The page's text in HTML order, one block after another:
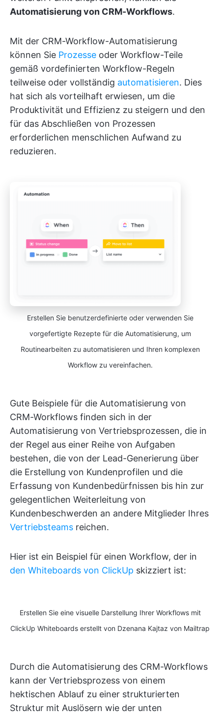
Automatisierung von CRM-Workflows.
Mit der CRM-Workflow-Automatisierung
können Sie Prozesse oder Workflow-Teile
gemäß vordefinierten Workflow-Regeln
teilweise oder vollständig automatisieren. Dies
hat sich als vorteilhaft erwiesen, um die
Produktivität und Effizienz zu steigern und den
für das Abschließen von Prozessen
erforderlichen menschlichen Aufwand zu
reduzieren.
Erstellen Sie benutzerdefinierte oder verwenden Sie
vorgefertigte Rezepte für die Automatisierung, um
Routinearbeiten zu automatisieren und Ihren komplexen
Workflow zu vereinfachen.
Gute Beispiele für die Automatisierung von
CRM-Workflows finden sich in der
Automatisierung von Vertriebsprozessen, die in
der Regel aus einer Reihe von Aufgaben
bestehen, die von der Lead-Generierung über
die Erstellung von Kundenprofilen und die
Erfassung von Kundenbedürfnissen bis hin zur
gelegentlichen Weiterleitung von
Kundenbeschwerden an andere Mitglieder Ihres
Vertriebsteams reichen.
Hier ist ein Beispiel für einen Workflow, der in
den Whiteboards von ClickUp skizziert ist:
Erstellen Sie eine visuelle Darstellung Ihrer Workflows mit
ClickUp Whiteboards erstellt von Dzenana Kajtaz von Mailtrap
Durch die Automatisierung des CRM-Workflows
kann der Vertriebsprozess von einem
hektischen Ablauf zu einer strukturierten
Struktur mit Auslösern wie der unten